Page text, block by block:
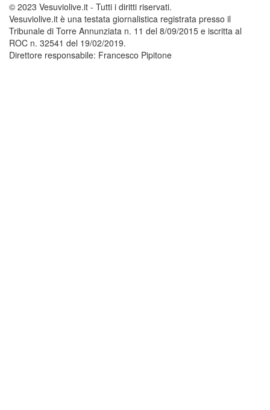
© 2023 Vesuviolive.it - Tutti i diritti riservati.
Vesuviolive.it è una testata giornalistica registrata presso il
Tribunale di Torre Annunziata n. 11 del 8/09/2015 e iscritta al
ROC n. 32541 del 19/02/2019.
Direttore responsabile: Francesco Pipitone